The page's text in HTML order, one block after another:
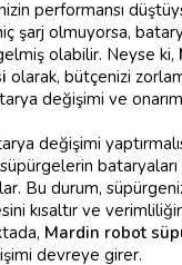
performansı
şarj olmuyorsa,
olabilir. Neyse ki,
olarak, bütçenizi
değişimi ve
değişimi
bataryaları
Bu durum,
kısaltır ve
Mardin robot
devreye girer.